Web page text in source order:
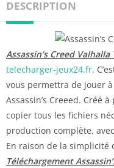
DESCRIPTION
Assassin’s Creed
telecharger-jeux24.fr.
vous permettra de jouer
Assassin’s Creeed. Créé
copier tous les fichiers
production complète,
En raison de la
Téléchargement